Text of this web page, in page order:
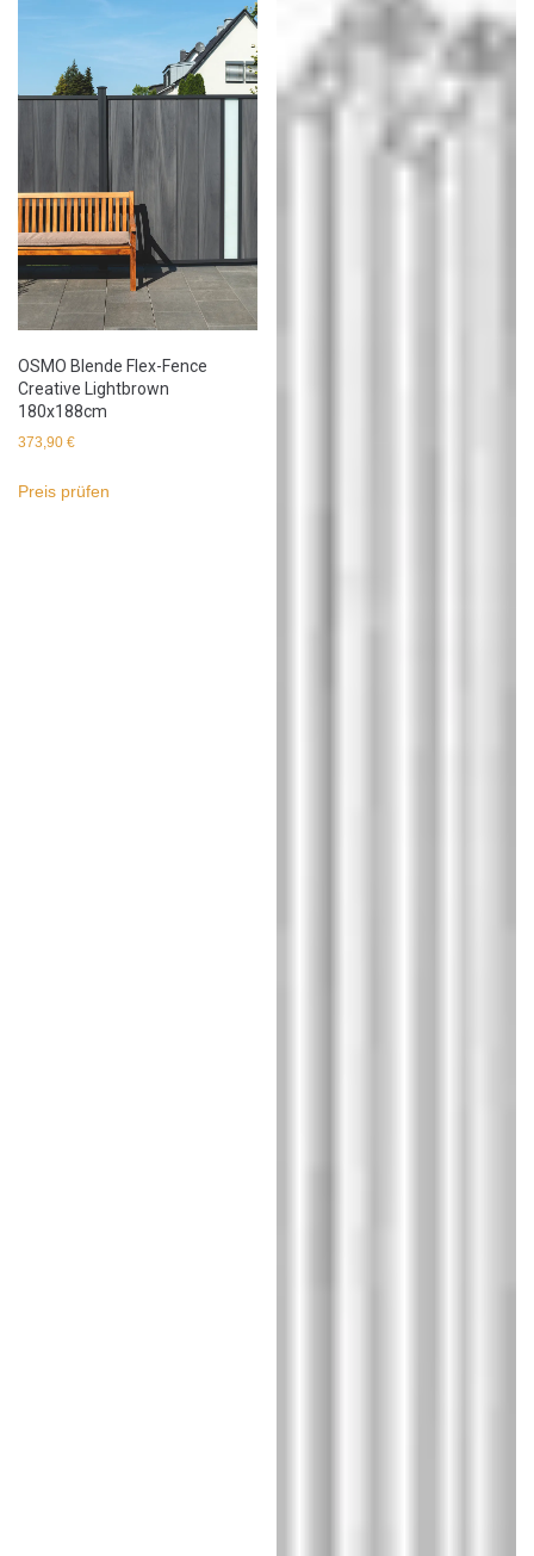
OSMO Blende Flex-Fence
Creative Lightbrown
180x188cm
373,90 €
Preis prüfen